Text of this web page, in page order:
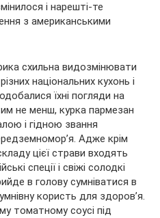
і нарешті-те
з американськими
схильна видозмінювати
національних кухонь і
їхні погляди на
не менш, курка пармезан
і гідною звання
Адже крім
цієї страви входять
спеції і свіжі солодкі
в голову сумніватися в
користь для здоров’я.
томатному соусі під